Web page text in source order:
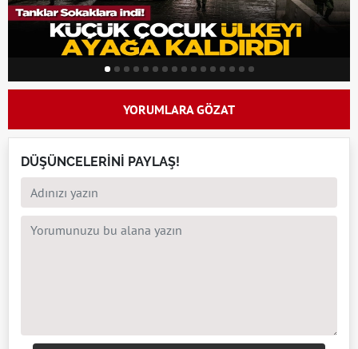
YORUMLARA GÖZAT
DÜŞÜNCELERİNİ PAYLAŞ!